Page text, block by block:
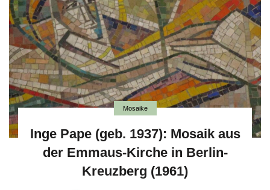
Mosaike
Inge Pape (geb. 1937): Mosaik aus
der Emmaus-Kirche in Berlin-
Kreuzberg (1961)